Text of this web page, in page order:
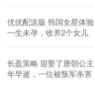
优优配送版 韩国女星体
一生未孕，收养2个女儿
长盈策略 迎娶了唐朝公
年早逝，一位被叛军杀害